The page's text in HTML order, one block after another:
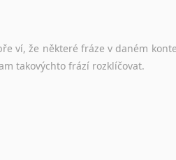
jako pro český životopis. Tak dost
ví, že některé fráze v daném
takovýchto frází rozklíčovat.